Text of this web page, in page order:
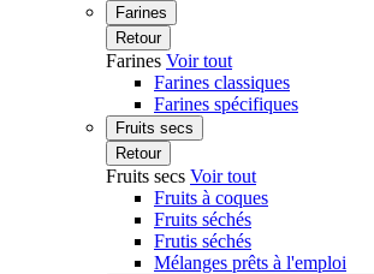
Farines
Retour
Farines Voir tout
Farines classiques
Farines spécifiques
Fruits secs
Retour
Fruits secs Voir tout
Fruits à coques
Fruits séchés
Frutis séchés
Mélanges prêts à l'emploi